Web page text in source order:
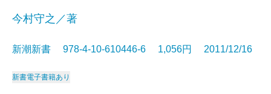
今村守之／著
新潮新書 978-4-10-610446-6 1,056円 2011/12/16
新書電子書籍あり